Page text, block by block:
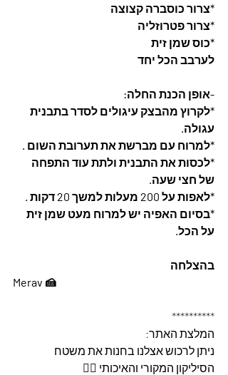
*צרור כוסברה קצוצה
*צרור פטרוזליה
*כוס שמן זית
לערבב הכל יחד
-אופן הכנת החלה:
*לקרוץ מהבצק עיגולים לסדר בתבנית
עגולה.
*למרוח עם מברשת את תערובת השום .
*לכסות את התבנית ולתת עוד התפחה
של חצי שעה.
*לאפות על 200 מעלות למשך 20 דקות .
*בסיום האפיה יש למרוח מעט שמן זית
על הכל.
בהצלחה
Merav 🍰
**********
המלצת האתר:
ניתן לרכוש אצלנו בחנות את משטח
הסיליקון המקורי והאיכותי 👇🏽